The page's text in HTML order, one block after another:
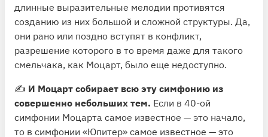
длинные выразительные мелодии противятся
созданию из них большой и сложной структуры. Да,
они рано или поздно вступят в конфликт,
разрешение которого в то время даже для такого
смельчака, как Моцарт, было еще недоступно.
✍️ И Моцарт собирает всю эту симфонию из
совершенно небольших тем. Если в 40-ой
симфонии Моцарта самое известное — это начало,
то в симфонии «Юпитер» самое известное — это